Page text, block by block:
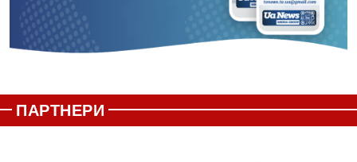
ПАРТНЕРИ